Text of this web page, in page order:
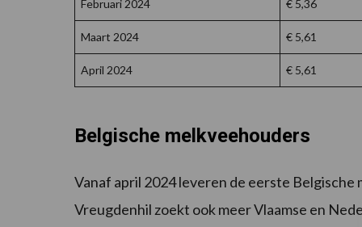
Februari 2024 € 5,36
Maart 2024 € 5,61
April 2024 € 5,61
Belgische melkveehouders
Vanaf april 2024 leveren de eerste
Vreugdenhil zoekt ook meer Vlaamse en